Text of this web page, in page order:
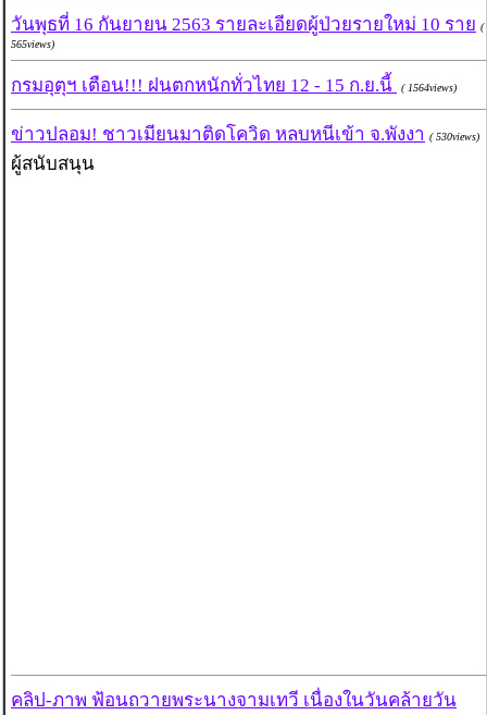
วันพุธที่ 16 กันยายน 2563 รายละเอียดผู้ป่วยรายใหม่ 10 ราย (
565views)
กรมอุตุฯ เตือน!!! ฝนตกหนักทั่วไทย 12 - 15 ก.ย.นี้ ( 1564views)
ข่าวปลอม! ชาวเมียนมาติดโควิด หลบหนีเข้า จ.พังงา ( 530views)
ผู้สนับสนุน
คลิป-ภาพ ฟ้อนถวายพระนางจามเทวี เนื่องในวันคล้ายวัน